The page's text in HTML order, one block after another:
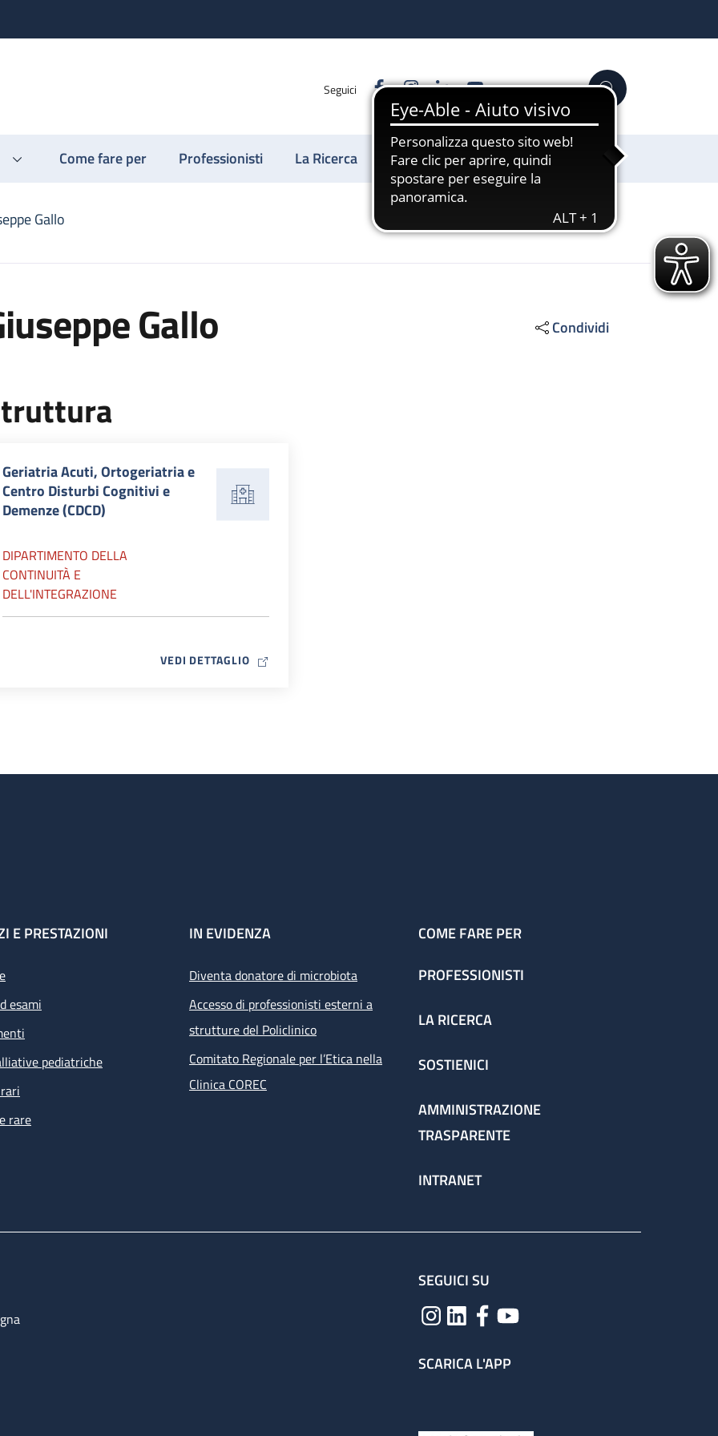
Seguici FacebookInstagram
LinkedinYouTube Cerca
Come fare per Professionisti La Ricerca Sostienici
Gallo
Gallo Condividi
Geriatria Acuti, Ortogeriatria e
Centro Disturbi Cognitivi e
Demenze (CDCD)
DIPARTIMENTO DELLA
CONTINUITÀ E
DELL'INTEGRAZIONE
VEDI DETTAGLIOMAP ICON
E PRESTAZIONI
esami
pediatriche
rare
IN EVIDENZA
Diventa donatore di microbiota
Accesso di professionisti esterni a
strutture del Policlinico
Comitato Regionale per l’Etica nella
Clinica COREC
COME FARE PER
PROFESSIONISTI
LA RICERCA
SOSTIENICI
AMMINISTRAZIONE
TRASPARENTE
INTRANET
SEGUICI SU
SCARICA L'APP